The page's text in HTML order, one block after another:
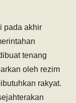
pada akhir
tenang
oleh rezim
rakyat.